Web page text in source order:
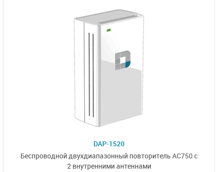
DAP-1520
Беспроводной двухдиапазонный повторитель AC750 с
2 внутренними антеннами